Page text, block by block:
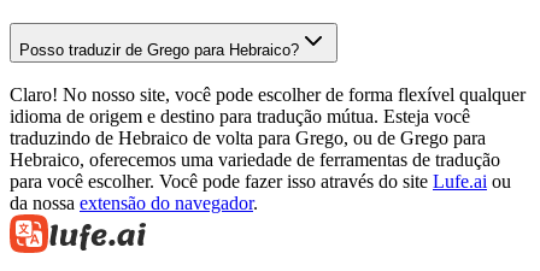
Posso traduzir de Grego para Hebraico?
Claro! No nosso site, você pode escolher de forma flexível qualquer
idioma de origem e destino para tradução mútua. Esteja você
traduzindo de Hebraico de volta para Grego, ou de Grego para
Hebraico, oferecemos uma variedade de ferramentas de tradução
para você escolher. Você pode fazer isso através do site Lufe.ai ou
da nossa extensão do navegador.